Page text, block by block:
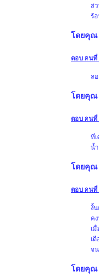
ส่
ร้
โดยคุณ
ตอบ คนที่
ล
โดยคุณ
ตอบ คนที่
ที่
น้
โดยคุณ
ตอบ คนที่
งั้
ค
เ
เ
จ
โดยคุณ